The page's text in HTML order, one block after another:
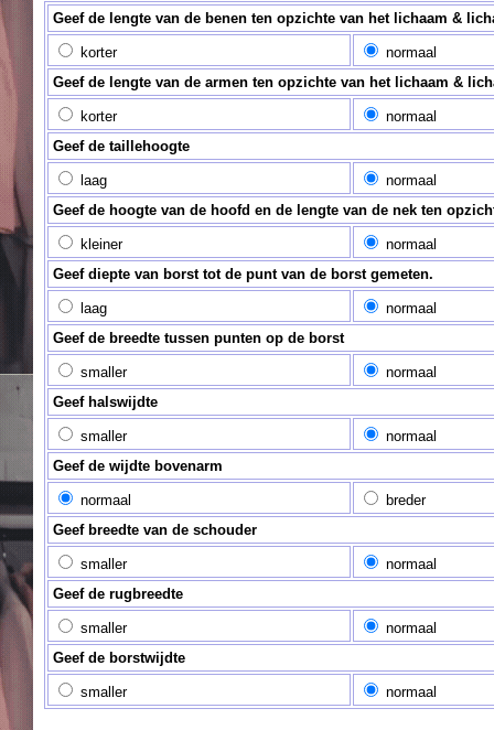
Geef de lengte van de benen ten opzichte van het lichaam &
korter
normaal
Geef de lengte van de armen ten opzichte van het lichaam &
korter
normaal
Geef de taillehoogte
laag
normaal
Geef de hoogte van de hoofd en de lengte van de nek ten
kleiner
normaal
Geef diepte van borst tot de punt van de borst gemeten.
laag
normaal
Geef de breedte tussen punten op de borst
smaller
normaal
Geef halswijdte
smaller
normaal
Geef de wijdte bovenarm
normaal
breder
Geef breedte van de schouder
smaller
normaal
Geef de rugbreedte
smaller
normaal
Geef de borstwijdte
smaller normaal